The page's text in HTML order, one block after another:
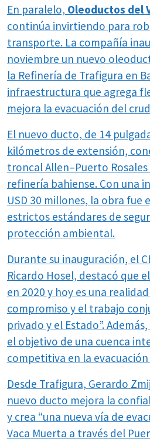
En paralelo, Oleoductos del
continúa invirtiendo para
transporte. La compañía
noviembre un nuevo
la Refinería de Trafigura en
infraestructura que agrega
mejora la evacuación del
El nuevo ducto, de 14
kilómetros de extensión,
troncal Allen–Puerto
refinería bahiense. Con una
USD 30 millones, la obra fue
estrictos estándares de
protección ambiental.
Durante su inauguración, el
Ricardo Hosel, destacó que
en 2020 y hoy es una
compromiso y el trabajo
privado y el Estado”.
el objetivo de una cuenca
competitiva en la
Desde Trafigura, Gerardo
nuevo ducto mejora la
y crea “una nueva vía de
Vaca Muerta a través del